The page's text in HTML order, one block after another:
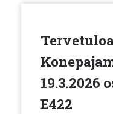
19.3.2026
E422